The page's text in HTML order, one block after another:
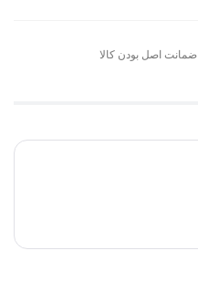
ضمانت اصل بودن کالا